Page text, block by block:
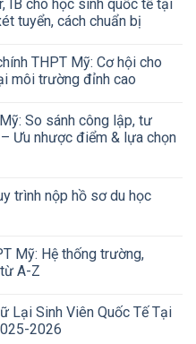
IB cho học sinh quốc tế tại
tuyển, cách chuẩn bị
THPT Mỹ: Cơ hội cho
môi trường đỉnh cao
So sánh công lập, tư
Ưu nhược điểm & lựa chọn
trình nộp hồ sơ du học
Mỹ: Hệ thống trường,
A-Z
Lại Sinh Viên Quốc Tế Tại
2026